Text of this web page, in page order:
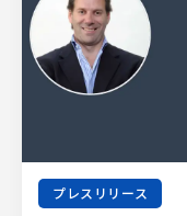
プレスリリース